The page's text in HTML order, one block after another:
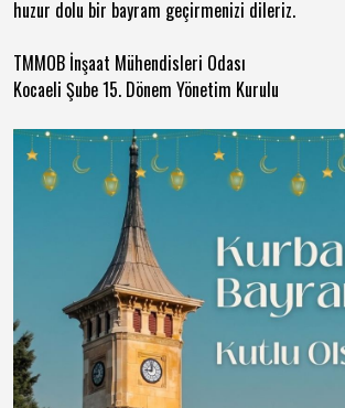
huzur dolu bir bayram geçirmenizi dileriz.
TMMOB İnşaat Mühendisleri Odası
Kocaeli Şube 15. Dönem Yönetim Kurulu